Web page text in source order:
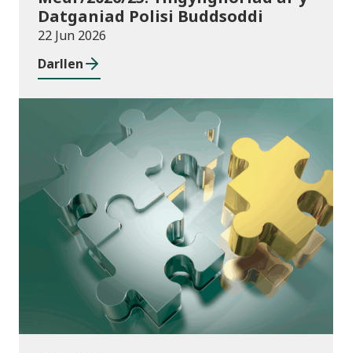
Datganiad Polisi Buddsoddi
22 Jun 2026
Darllen
Cyhoeddiadau